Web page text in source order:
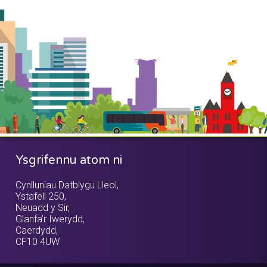
Ysgrifennu atom ni
Cynlluniau Datblygu Lleol,
Ystafell 250,
Neuadd y Sir,
Glanfa’r Iwerydd,
Caerdydd,
CF10 4UW